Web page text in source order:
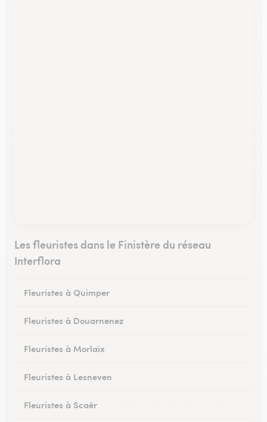
Les fleuristes dans le Finistère du réseau
Interflora
Fleuristes à Quimper
Fleuristes à Douarnenez
Fleuristes à Morlaix
Fleuristes à Lesneven
Fleuristes à Scaër